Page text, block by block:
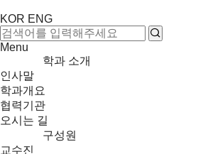
KOR ENG
Menu
학과 소개
인사말
학과개요
협력기관
오시는 길
구성원
교수진